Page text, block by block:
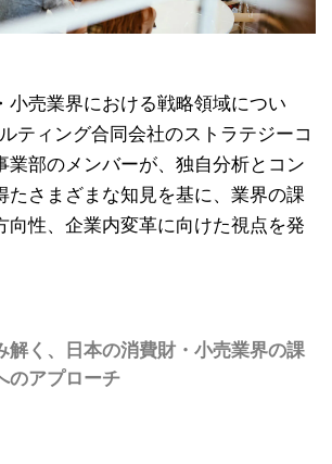
小売業界における戦略領域につい
ティング合同会社のストラテジーコ
業部のメンバーが、独自分析とコン
たさまざまな知見を基に、業界の課
向性、企業内変革に向けた視点を発
解く、日本の消費財・小売業界の課
のアプローチ